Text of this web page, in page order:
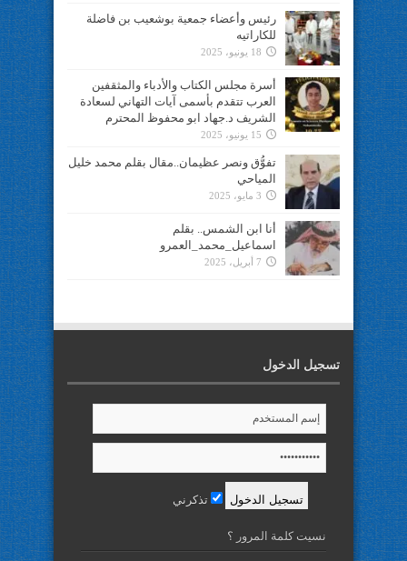
رئيس وأعضاء جمعية بوشعيب بن فاضلة
للكاراتيه
18 يونيو، 2025
أسرة مجلس الكتاب والأدباء والمثقفين
العرب تتقدم بأسمى آيات التهاني لسعادة
الشريف د.جهاد ابو محفوظ المحترم
15 يونيو، 2025
تفوُّق ونصر عظيمان..مقال بقلم محمد خليل
المياحي
3 مايو، 2025
أنا ابن الشمس.. بقلم
اسماعيل_محمد_العمرو
7 أبريل، 2025
تسجيل الدخول
تذكرني
نسيت كلمة المرور ؟